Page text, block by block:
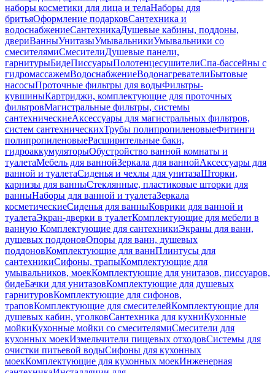
наборы косметики для лица и телаНаборы для
бритьяОформление подарковСантехника и
водоснабжениеСантехникаДушевые кабины, поддоны,
двериВанныУнитазыУмывальникиУмывальники со
смесителямиСмесителиДушевые панели,
гарнитурыБидеПиссуарыПолотенцесушителиСпа-бассейны с
гидромассажемВодоснабжениеВодонагревателиБытовые
насосыПроточные фильтры для водыФильтры-
кувшиныКартриджи, комплектующие для проточных
фильтровМагистральные фильтры, системы
сантехническиеАксессуары для магистральных фильтров,
систем сантехническихТрубы полипропиленовыеФитинги
полипропиленовыеРасширительные баки,
гидроаккумуляторыОбустройство ванной комнаты и
туалетаМебель для ваннойЗеркала для ваннойАксессуары для
ванной и туалетаСиденья и чехлы для унитазаШторки,
карнизы для ванныСтеклянные, пластиковые шторки для
ванныНаборы для ванной и туалетаЗеркала
косметическиеСиденья для ванныКоврики для ванной и
туалетаЭкран-дверки в туалетКомплектующие для мебели в
ванную Комплектующие для сантехникиЭкраны для ванн,
душевых поддоновОпоры для ванн, душевых
поддоновКомплектующие для ваннПлинтусы для
сантехникиСифоны, трапыКомплектующие для
умывальников, моекКомплектующие для унитазов, писсуаров,
бидеБачки для унитазовКомплектующие для душевых
гарнитуровКомплектующие для сифонов,
траповКомплектующие для смесителейКомплектующие для
душевых кабин, уголковСантехника для кухниКухонные
мойкиКухонные мойки со смесителямиСмесители для
кухонных моекИзмельчители пищевых отходовСистемы для
очистки питьевой водыСифоны для кухонных
моекКомплектующие для кухонных моекИнженерная